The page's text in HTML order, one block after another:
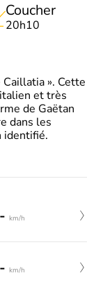
Coucher
20h10
». Cette
et très
de Gaëtan
dans les
identifié.
- km/h
- km/h